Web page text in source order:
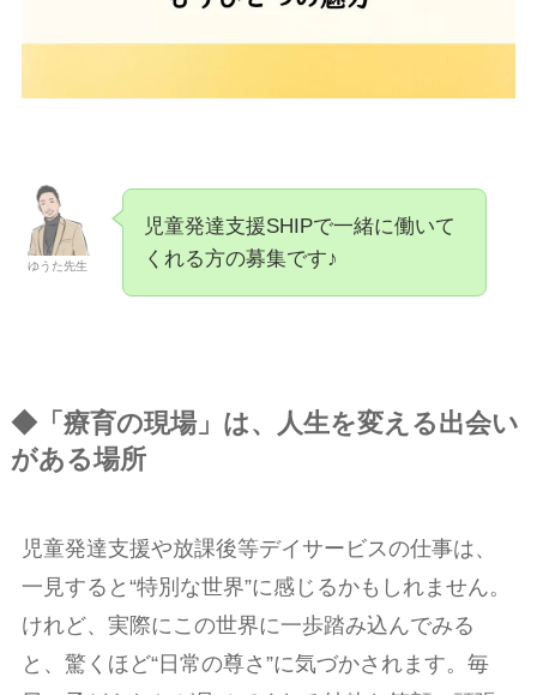
ゆうた先生
児童発達支援SHIPで一緒に働いて
くれる方の募集です♪
◆「療育の現場」は、人生を変える出会い
がある場所
児童発達支援や放課後等デイサービスの仕事は、
一見すると“特別な世界”に感じるかもしれません。
けれど、実際にこの世界に一歩踏み込んでみる
と、驚くほど“日常の尊さ”に気づかされます。毎